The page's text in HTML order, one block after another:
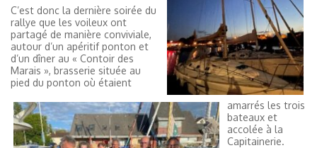
C’est donc la dernière soirée du
rallye que les voileux ont
partagé de manière conviviale,
autour d’un apéritif ponton et
d’un dîner au « Contoir des
Marais », brasserie située au
pied du ponton où étaient
amarrés les trois
bateaux et
accolée à la
Capitainerie.